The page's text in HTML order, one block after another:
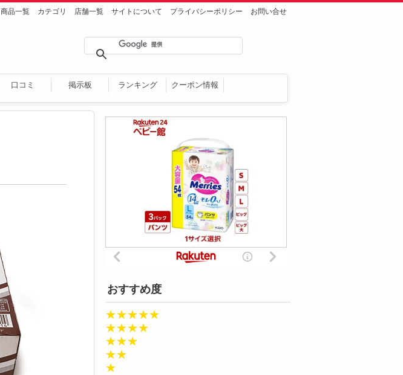
商品一覧 カテゴリ 店舗一覧 サイトについて プライバシーポリシー お問い合せ
口コミ 掲示板 ランキング クーポン情報
おすすめ度
★★★★★
★★★★
★★★
★★
★